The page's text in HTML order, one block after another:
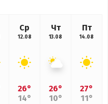
Ср
12.08
26°
14°
Чт
13.08
26°
10°
Пт
14.08
27°
11°